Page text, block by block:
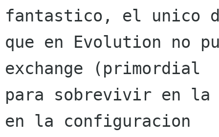
fantastico, el unico
que en Evolution no
exchange (primordial
para sobrevivir en la
en la configuracion